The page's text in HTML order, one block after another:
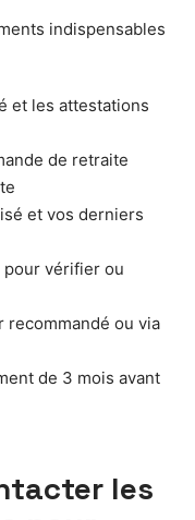
indispensables
et les attestations
de retraite
et vos derniers
vérifier ou
recommandé ou via
de 3 mois avant
les